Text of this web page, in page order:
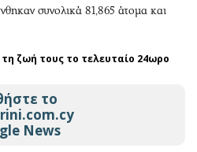
συνολικά 81,865 άτομα και
ζωή τους το τελευταίο 24ωρο
το
News